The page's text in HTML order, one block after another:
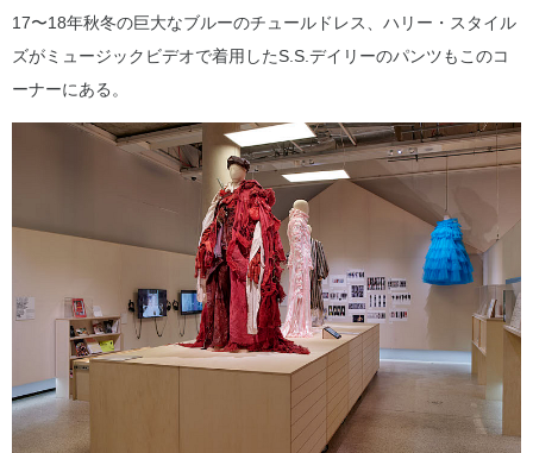
17〜18年秋冬の巨大なブルーのチュールドレス、ハリー・スタイル
ズがミュージックビデオで着用したS.S.デイリーのパンツもこのコ
ーナーにある。